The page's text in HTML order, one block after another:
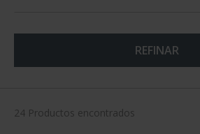
REFINAR
24 Productos encontrados